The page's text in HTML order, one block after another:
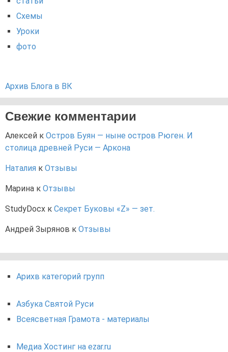
Схемы
Уроки
фото
Архив Блога в ВК
Свежие комментарии
Алексей к Остров Буян — ныне остров Рюген. И
столица древней Руси — Аркона
Наталия к Отзывы
Марина к Отзывы
StudyDocx к Секрет Буковы «Z» — зет.
Андрей Зырянов к Отзывы
Арихв категорий групп
Азбука Святой Руси
Всеясветная Грамота - материалы
Медиа Хостинг на ezar.ru